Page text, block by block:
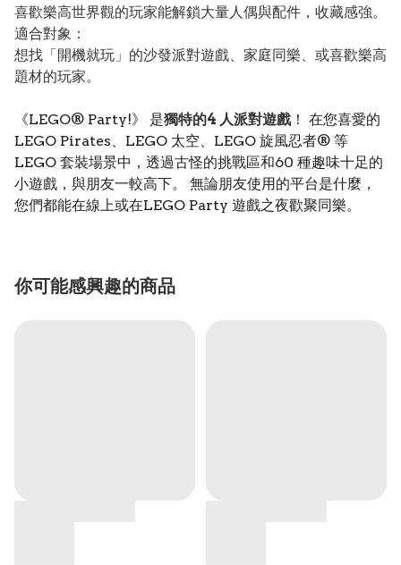
喜歡樂高世界觀的玩家能解鎖大量人偶與配件，收藏感強。
適合對象：
想找「開機就玩」的沙發派對遊戲、家庭同樂、或喜歡樂高
題材的玩家。
《LEGO® Party!》 是獨特的4 人派對遊戲 ！ 在您喜愛的
LEGO Pirates、LEGO 太空、LEGO 旋風忍者® 等
LEGO 套裝場景中，透過古怪的挑戰區和60 種趣味十足的
小遊戲，與朋友一較高下。 無論朋友使用的平台是什麼，
您們都能在線上或在LEGO Party 遊戲之夜歡聚同樂。
你可能感興趣的商品